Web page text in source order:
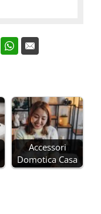
Accessori
Domotica Casa